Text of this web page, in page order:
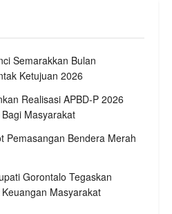
Semarakkan Bulan
Ketujuan 2026
Realisasi APBD-P 2026
Masyarakat
Pemasangan Bendera Merah
Gorontalo Tegaskan
Masyarakat